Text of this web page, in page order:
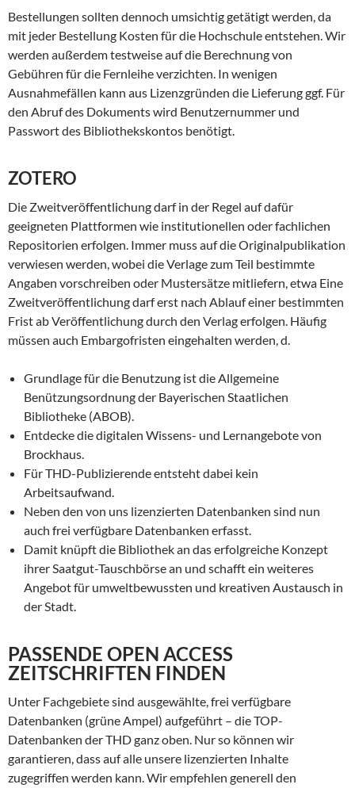
Bestellungen sollten dennoch umsichtig getätigt werden, da
mit jeder Bestellung Kosten für die Hochschule entstehen. Wir
werden außerdem testweise auf die Berechnung von
Gebühren für die Fernleihe verzichten. In wenigen
Ausnahmefällen kann aus Lizenzgründen die Lieferung ggf. Für
den Abruf des Dokuments wird Benutzernummer und
Passwort des Bibliothekskontos benötigt.
ZOTERO
Die Zweitveröffentlichung darf in der Regel auf dafür
geeigneten Plattformen wie institutionellen oder fachlichen
Repositorien erfolgen. Immer muss auf die Originalpublikation
verwiesen werden, wobei die Verlage zum Teil bestimmte
Angaben vorschreiben oder Mustersätze mitliefern, etwa Eine
Zweitveröffentlichung darf erst nach Ablauf einer bestimmten
Frist ab Veröffentlichung durch den Verlag erfolgen. Häufig
müssen auch Embargofristen eingehalten werden, d.
Grundlage für die Benutzung ist die Allgemeine
Benützungsordnung der Bayerischen Staatlichen
Bibliotheke (ABOB).
Entdecke die digitalen Wissens- und Lernangebote von
Brockhaus.
Für THD-Publizierende entsteht dabei kein
Arbeitsaufwand.
Neben den von uns lizenzierten Datenbanken sind nun
auch frei verfügbare Datenbanken erfasst.
Damit knüpft die Bibliothek an das erfolgreiche Konzept
ihrer Saatgut-Tauschbörse an und schafft ein weiteres
Angebot für umweltbewussten und kreativen Austausch in
der Stadt.
PASSENDE OPEN ACCESS
ZEITSCHRIFTEN FINDEN
Unter Fachgebiete sind ausgewählte, frei verfügbare
Datenbanken (grüne Ampel) aufgeführt – die TOP-
Datenbanken der THD ganz oben. Nur so können wir
garantieren, dass auf alle unsere lizenzierten Inhalte
zugegriffen werden kann. Wir empfehlen generell den